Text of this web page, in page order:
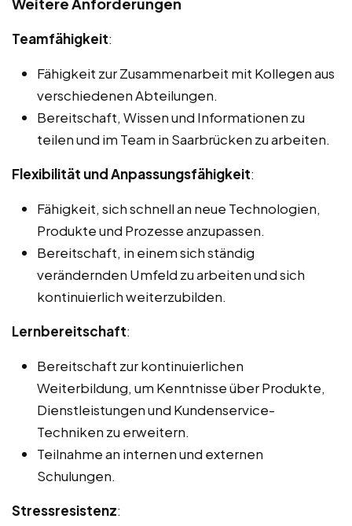
Weitere Anforderungen
Teamfähigkeit:
Fähigkeit zur Zusammenarbeit mit Kollegen aus
verschiedenen Abteilungen.
Bereitschaft, Wissen und Informationen zu
teilen und im Team in Saarbrücken zu arbeiten.
Flexibilität und Anpassungsfähigkeit:
Fähigkeit, sich schnell an neue Technologien,
Produkte und Prozesse anzupassen.
Bereitschaft, in einem sich ständig
verändernden Umfeld zu arbeiten und sich
kontinuierlich weiterzubilden.
Lernbereitschaft:
Bereitschaft zur kontinuierlichen
Weiterbildung, um Kenntnisse über Produkte,
Dienstleistungen und Kundenservice-
Techniken zu erweitern.
Teilnahme an internen und externen
Schulungen.
Stressresistenz: